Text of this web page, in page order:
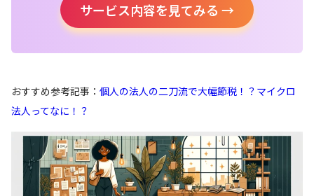
サービス内容を見てみる →
おすすめ参考記事： 個人の法人の二刀流で大幅節税！？マイクロ
法人ってなに！？